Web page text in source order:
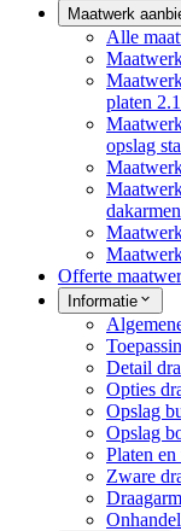
Maatwerk
Alle
platen
opslag
Offerte
Informatie
Detail
Opties
Opslag
Opslag
Platen
Zware